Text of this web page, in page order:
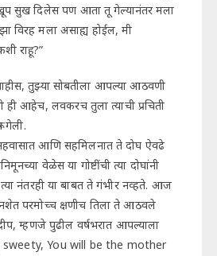
सुख दिलेस पण आता तू गेल्यानंतर मला
विरह मला असाह्य होईल, मी
राहू?”
तुझ्या सोबतीला आपल्या आठवणी
आहेच, लवकरच तुला त्याची प्रचिती
गेली.
आणि सहमिलनात ते दोघ ऐवढे
वेळेस या गोष्टींची त्या दोघांनी
नंतरही या बाबत ते गंभीर नव्हते. आज
परमोच्च क्षणीच तिला ते आठवले
म्हणजे पुढील वर्षभरात आपल्याला
sweety, You will be the mother